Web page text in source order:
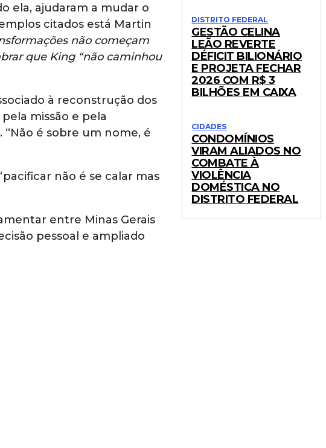
ela, ajudaram a mudar o
citados está Martin
não começam
que King “não caminhou
à reconstrução dos
missão e pela
é sobre um nome, é
não é se calar mas
entre Minas Gerais
pessoal e ampliado
DISTRITO FEDERAL
GESTÃO CELINA
LEÃO REVERTE
DÉFICIT BILIONÁRIO
E PROJETA FECHAR
2026 COM R$ 3
BILHÕES EM CAIXA
CIDADES
CONDOMÍNIOS
VIRAM ALIADOS NO
COMBATE À
VIOLÊNCIA
DOMÉSTICA NO
DISTRITO FEDERAL